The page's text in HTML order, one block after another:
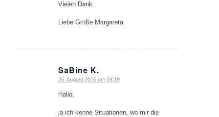
Vielen Dank .
Liebe Grüße Margareta
SaBine K.
sagte:
26. August 2015 um 16:19
Hallo,
ja ich kenne Situationen, wo mir die